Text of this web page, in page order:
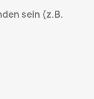
sein (z.B.